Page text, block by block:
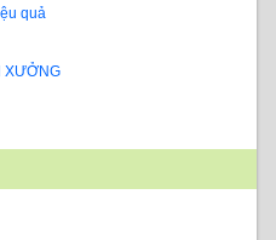
quả
XƯỞNG